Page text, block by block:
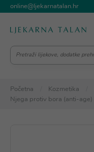
online@ljekarnatalan.hr
Početna Kozmetika
Njega protiv bora (anti-age)